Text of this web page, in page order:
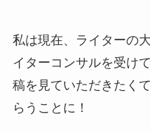
私は現在、ライターの
イターコンサルを受け
稿を見ていただきたく
らうことに！